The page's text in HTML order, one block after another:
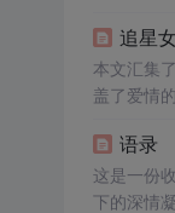
追星
本文汇集
盖了爱情
语录
这是一份
下的深情